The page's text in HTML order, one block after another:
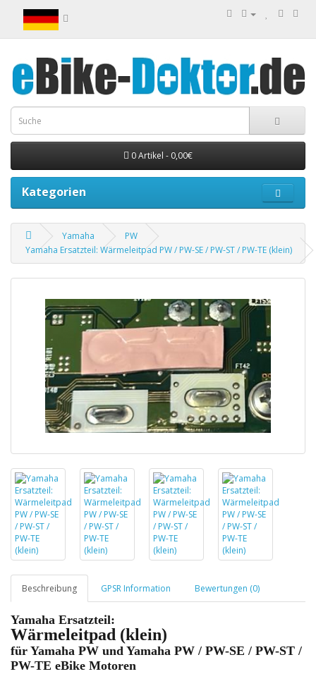
0 Artikel - 0,00€
Kategorien
Yamaha
PW
Yamaha Ersatzteil: Wärmeleitpad PW / PW-SE / PW-ST / PW-TE (klein)
Beschreibung GPSR Information Bewertungen (0)
Yamaha Ersatzteil:
Wärmeleitpad (klein)
für Yamaha PW und Yamaha PW / PW-SE / PW-ST /
PW-TE eBike Motoren